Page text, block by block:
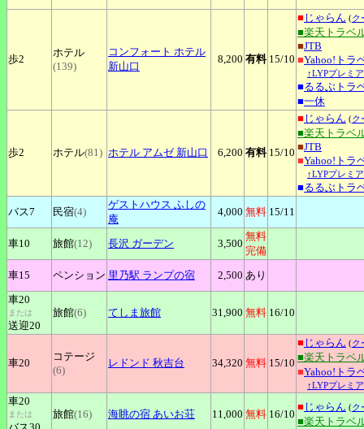
歩2
ホテル
(139)
コンフォート ホテル
新山口
8,200 有料 15/10
■ じゃらん (ク
■楽天トラベ
■JTB
■Yahoo!トラ
↑LYPプレミ
■るるぶトラ
■一休
歩2 ホテル(81) ホテル アムゼ 新山口 6,200 有料 15/10
■ じゃらん (ク
■楽天トラベ
■JTB
■Yahoo!トラ
↑LYPプレミ
■るるぶトラ
バス7
民宿(4)
ゲストハウス ふしの
庵
4,000 無料 15/11
車10 旅館(12) 長沢 ガーデン 3,500
無料
完備
車15
ペンション 里乃駅 ランプの宿 2,500 あり
車20
または
送迎20
旅館(6) てしま旅館 31,900 無料 16/10
車20
コテージ
(6)
レドンド 秋吉台 34,320 無料 15/10
■ じゃらん (ク
■楽天トラベ
■Yahoo!トラ
↑LYPプレミ
車20
または 旅館(16) 海眺の宿 あいお荘 11,000 無料 16/10
■ じゃらん (ク
■楽天トラベ